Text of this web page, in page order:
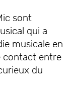
sont
qui a
musicale en
contact entre
du